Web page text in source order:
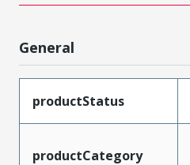
General
productStatus
productCategory